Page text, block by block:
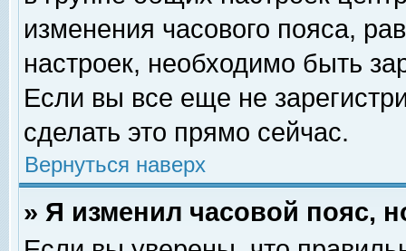
изменения часового пояса,
настроек, необходимо быть
Если вы все еще не
сделать это прямо сейчас.
Вернуться наверх
» Я изменил часовой пояс,